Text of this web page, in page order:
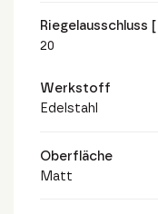
Riegelausschluss
20
Werkstoff
Edelstahl
Oberfläche
Matt